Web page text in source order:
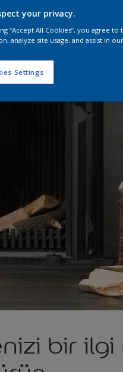
bir
your privacy.
“Accept All Cookies”, you agree
analyze site usage, and assist in
Settings